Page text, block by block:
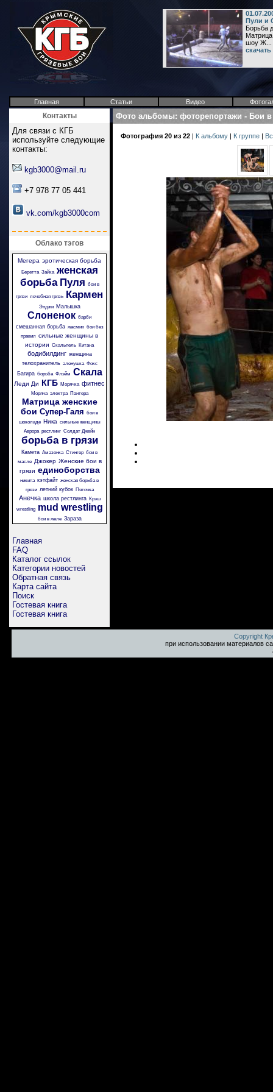
Пули и
Борьба
шоу Ж...
Главная Статьи Видео
Контакты
Для связи с КГБ
используйте следующие
контакты:
kgb3000@mail.ru
+7 978 77 05 441
vk.com/kgb3000com
Облако тэгов
Мегера эротическая борьба
Беретта Зайка женская
борьба Пуля бои в
грязи лечебная грязь Кармен
Энджи Малышка
Слоненок барби
смешанная борьба жасмин бои без
правил сильные женщины в
истории Скальпель Китана
бодибилдинг женщина
телохранитель аленушка Фокс
Багира борьба Флэйм Скала
Леди Ди КГБ Морячка фитнес
Моряча электра Пантера
Матрица женские
бои Супер-Галя бои в
шоколаде Ника сильные женщины
Аврора рестлинг Солдат Джейн
борьба в грязи
Камета Амазонка Стингер бои в
масле
Джокер Женские бои в
грязи единоборства
никита кэтфайт женская борьба в
грязи летний кубок Пяточка
Анечка школа рестлинга
Крэш
wrestling
mud wrestling
бои в желе Зараза
Главная
FAQ
Каталог ссылок
Категории новостей
Обратная связь
Карта сайта
Поиск
Гостевая книга
Гостевая книга
Фото альбомы: фоторепортажи - Бои
Фотография 20 из 22 | К альбому | К группе |
Copyright
при использовании материалов